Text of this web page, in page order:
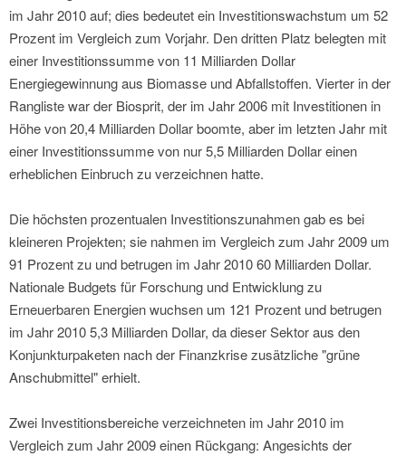
im Jahr 2010 auf; dies bedeutet ein Investitionswachstum um 52
Prozent im Vergleich zum Vorjahr. Den dritten Platz belegten mit
einer Investitionssumme von 11 Milliarden Dollar
Energiegewinnung aus Biomasse und Abfallstoffen. Vierter in der
Rangliste war der Biosprit, der im Jahr 2006 mit Investitionen in
Höhe von 20,4 Milliarden Dollar boomte, aber im letzten Jahr mit
einer Investitionssumme von nur 5,5 Milliarden Dollar einen
erheblichen Einbruch zu verzeichnen hatte.
Die höchsten prozentualen Investitionszunahmen gab es bei
kleineren Projekten; sie nahmen im Vergleich zum Jahr 2009 um
91 Prozent zu und betrugen im Jahr 2010 60 Milliarden Dollar.
Nationale Budgets für Forschung und Entwicklung zu
Erneuerbaren Energien wuchsen um 121 Prozent und betrugen
im Jahr 2010 5,3 Milliarden Dollar, da dieser Sektor aus den
Konjunkturpaketen nach der Finanzkrise zusätzliche "grüne
Anschubmittel" erhielt.
Zwei Investitionsbereiche verzeichneten im Jahr 2010 im
Vergleich zum Jahr 2009 einen Rückgang: Angesichts der